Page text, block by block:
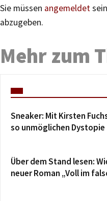
Sie müssen angemeldet
abzugeben.
Mehr zum
Sneaker: Mit Kirsten
so unmöglichen Dystopie
Über dem Stand lesen:
neuer Roman „Voll im